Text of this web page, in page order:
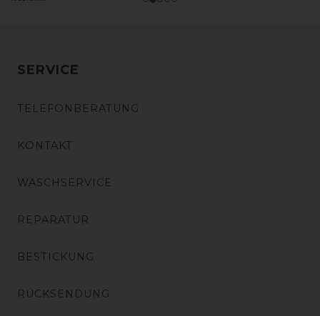
SERVICE
TELEFONBERATUNG
KONTAKT
WASCHSERVICE
REPARATUR
BESTICKUNG
RÜCKSENDUNG